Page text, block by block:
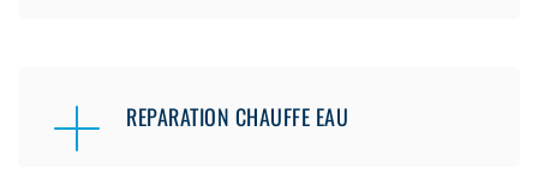
REPARATION CHAUFFE EAU